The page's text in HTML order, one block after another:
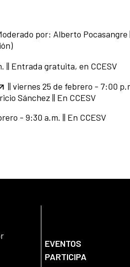
por: Alberto Pocasangre
|| Entrada gratuita, en CCESV
|| viernes 25 de febrero - 7:00
Sánchez || En CCESV
- 9:30 a.m. || En CCESV
EVENTOS
PARTICIPA